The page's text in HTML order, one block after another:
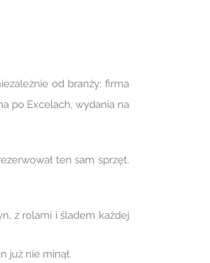
od branży: firma
po Excelach, wydania na
ten sam sprzęt.
z rolami i śladem każdej
już nie minął.